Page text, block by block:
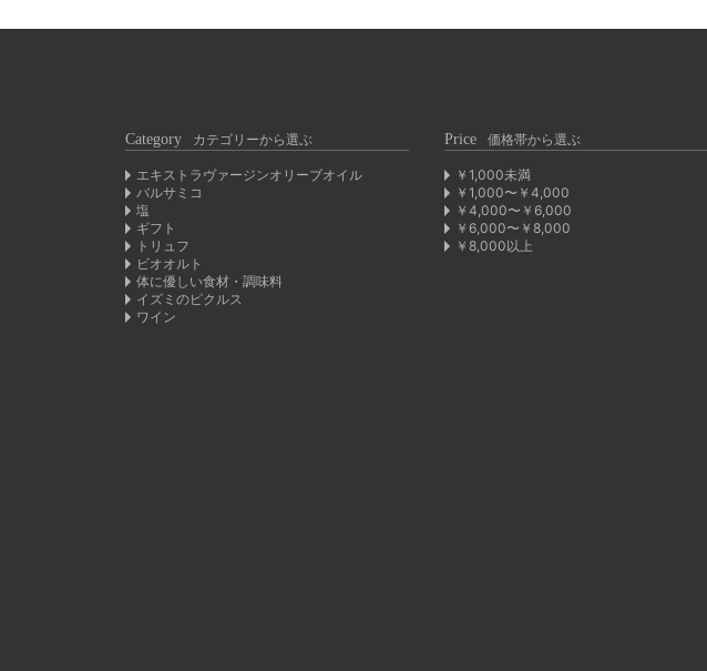
Category カテゴリーから選ぶ
エキストラヴァージンオリーブオイル
バルサミコ
塩
ギフト
トリュフ
ビオオルト
体に優しい食材・調味料
イズミのピクルス
ワイン
Price 価格帯から選ぶ
￥1,000未満
￥1,000〜￥4,000
￥4,000〜￥6,000
￥6,000〜￥8,000
￥8,000以上